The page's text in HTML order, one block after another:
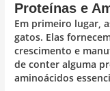
Proteínas e
Em primeiro lugar,
gatos. Elas
crescimento e
de conter alguma
aminoácidos